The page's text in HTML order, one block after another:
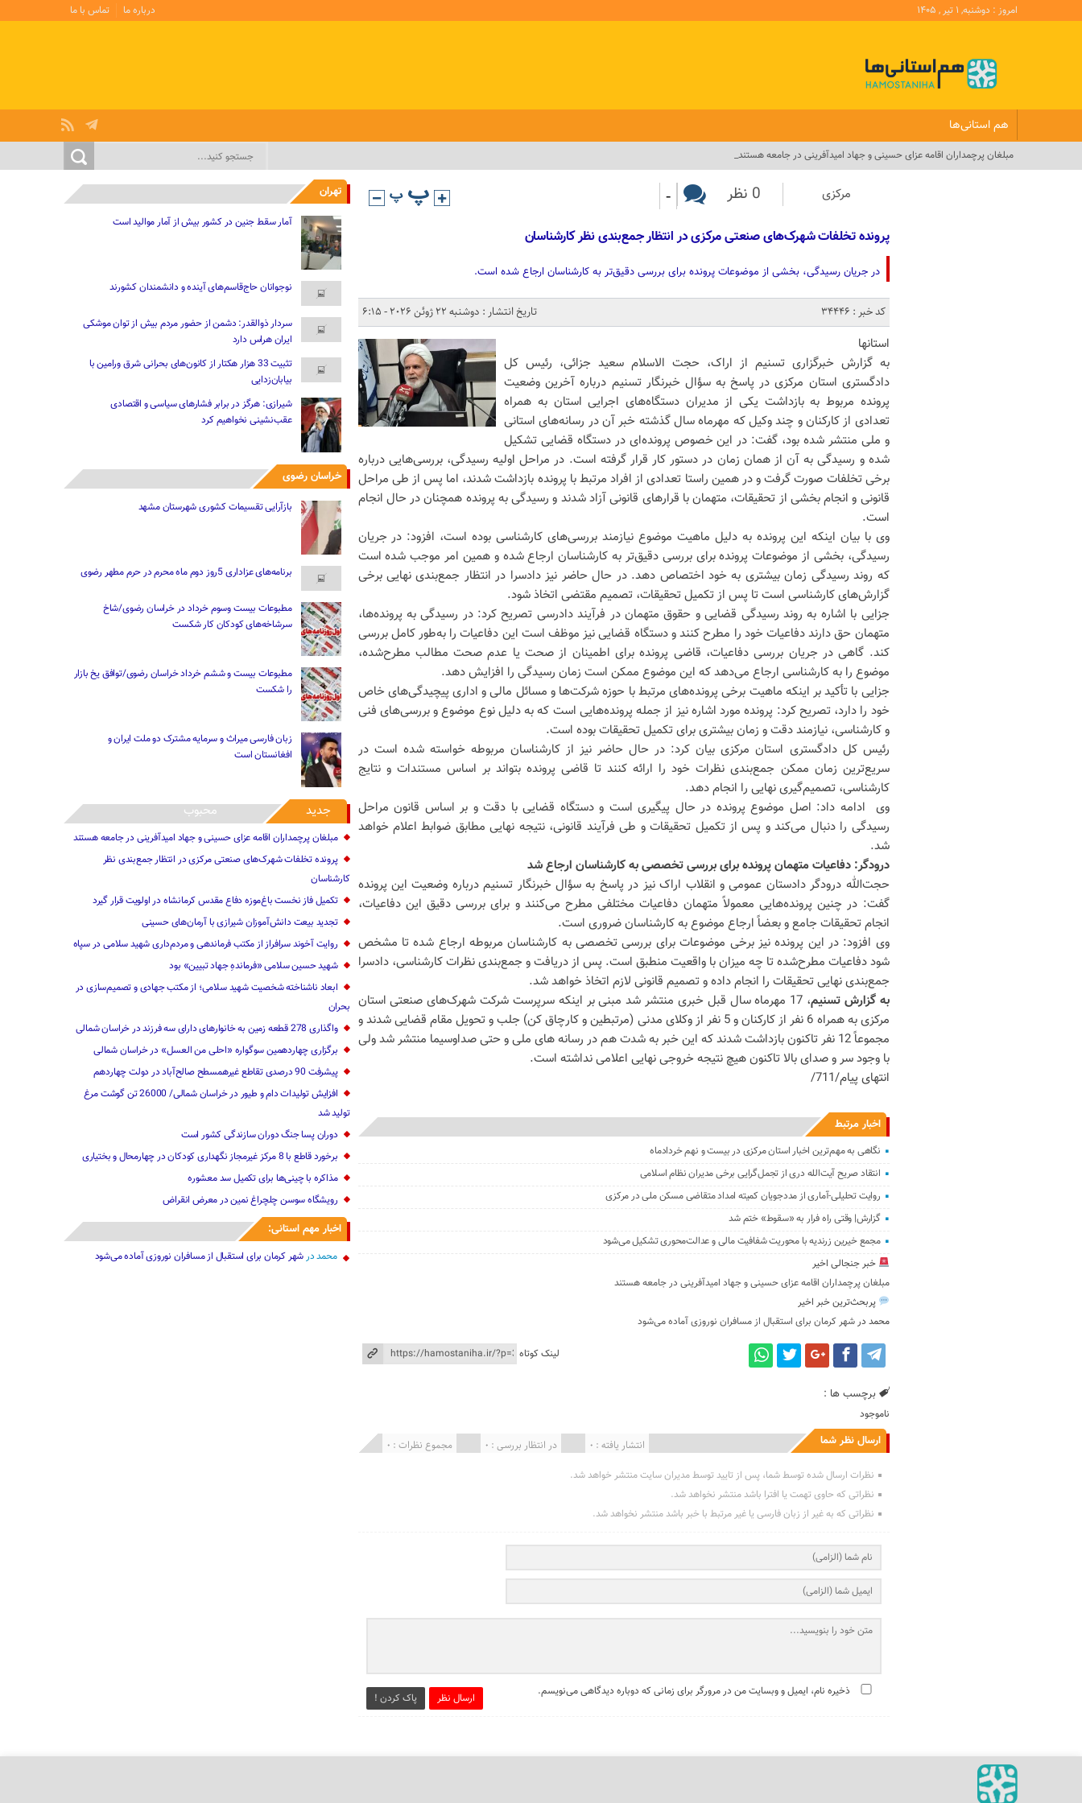
امروز : دوشنبه, ۱ تیر , ۱۴۰۵ درباره ما تماس با ما
هم استانی‌ها
مبلغان پرچمداران اقامه عزای حسینی و جهاد امیدآفرینی در جامعه هستند_
مرکزی 0 نظر -
پرونده تخلفات شهرک‌های صنعتی مرکزی در انتظار جمع‌بندی نظر کارشناسان
در جریان رسیدگی، بخشی از موضوعات پرونده برای بررسی دقیق‌تر به کارشناسان ارجاع شده است.
کد خبر : 34446
تاریخ انتشار : دوشنبه 22 ژوئن 2026 - 6:15
استانها
به گزارش خبرگزاری تسنیم از اراک، حجت الاسلام سعید جزائی، رئیس کل
دادگستری استان مرکزی در پاسخ به سؤال خبرنگار تسنیم درباره آخرین وضعیت
پرونده مربوط به بازداشت یکی از مدیران دستگاه‌های اجرایی استان به همراه
تعدادی از کارکنان و چند وکیل که مهرماه سال گذشته خبر آن در رسانه‌های استانی
و ملی منتشر شده بود، گفت: در این خصوص پرونده‌ای در دستگاه قضایی تشکیل
شده و رسیدگی به آن از همان زمان در دستور کار قرار گرفته است. در مراحل اولیه رسیدگی، بررسی‌هایی درباره
برخی تخلفات صورت گرفت و در همین راستا تعدادی از افراد مرتبط با پرونده بازداشت شدند، اما پس از طی مراحل
قانونی و انجام بخشی از تحقیقات، متهمان با قرارهای قانونی آزاد شدند و رسیدگی به پرونده همچنان در حال انجام
است.
وی با بیان اینکه این پرونده به دلیل ماهیت موضوع نیازمند بررسی‌های کارشناسی بوده است، افزود: در جریان
رسیدگی، بخشی از موضوعات پرونده برای بررسی دقیق‌تر به کارشناسان ارجاع شده و همین امر موجب شده است
که روند رسیدگی زمان بیشتری به خود اختصاص دهد. در حال حاضر نیز دادسرا در انتظار جمع‌بندی نهایی برخی
گزارش‌های کارشناسی است تا پس از تکمیل تحقیقات، تصمیم مقتضی اتخاذ شود.
جزایی با اشاره به روند رسیدگی قضایی و حقوق متهمان در فرآیند دادرسی تصریح کرد: در رسیدگی به پرونده‌ها،
متهمان حق دارند دفاعیات خود را مطرح کنند و دستگاه قضایی نیز موظف است این دفاعیات را به‌طور کامل بررسی
کند. گاهی در جریان بررسی دفاعیات، قاضی پرونده برای اطمینان از صحت یا عدم صحت مطالب مطرح‌شده،
موضوع را به کارشناسی ارجاع می‌دهد که این موضوع ممکن است زمان رسیدگی را افزایش دهد.
جزایی با تأکید بر اینکه ماهیت برخی پرونده‌های مرتبط با حوزه شرکت‌ها و مسائل مالی و اداری پیچیدگی‌های خاص
خود را دارد، تصریح کرد: پرونده مورد اشاره نیز از جمله پرونده‌هایی است که به دلیل نوع موضوع و بررسی‌های فنی
و کارشناسی، نیازمند دقت و زمان بیشتری برای تکمیل تحقیقات بوده است.
رئیس کل دادگستری استان مرکزی بیان کرد: در حال حاضر نیز از کارشناسان مربوطه خواسته شده است در
سریع‌ترین زمان ممکن جمع‌بندی نظرات خود را ارائه کنند تا قاضی پرونده بتواند بر اساس مستندات و نتایج
کارشناسی، تصمیم‌گیری نهایی را انجام دهد.
وی ادامه داد: اصل موضوع پرونده در حال پیگیری است و دستگاه قضایی با دقت و بر اساس قانون مراحل
رسیدگی را دنبال می‌کند و پس از تکمیل تحقیقات و طی فرآیند قانونی، نتیجه نهایی مطابق ضوابط اعلام خواهد
شد.
درودگر: دفاعیات متهمان پرونده برای بررسی تخصصی به کارشناسان ارجاع شد
حجت‌الله درودگر دادستان عمومی و انقلاب اراک نیز در پاسخ به سؤال خبرنگار تسنیم درباره وضعیت این پرونده
گفت: در چنین پرونده‌هایی معمولاً متهمان دفاعیات مختلفی مطرح می‌کنند و برای بررسی دقیق این دفاعیات،
انجام تحقیقات جامع و بعضاً ارجاع موضوع به کارشناسان ضروری است.
وی افزود: در این پرونده نیز برخی موضوعات برای بررسی تخصصی به کارشناسان مربوطه ارجاع شده تا مشخص
شود دفاعیات مطرح‌شده تا چه میزان با واقعیت منطبق است. پس از دریافت و جمع‌بندی نظرات کارشناسی، دادسرا
جمع‌بندی نهایی تحقیقات را انجام داده و تصمیم قانونی لازم اتخاذ خواهد شد.
به گزارش تسنیم
، 17 مهرماه سال قبل خبری منتشر شد مبنی بر اینکه سرپرست شرکت شهرک‌های صنعتی استان
مرکزی به همراه 6 نفر از کارکنان و 5 نفر از وکلای مدنی (مرتبطین و کارچاق کن) جلب و تحویل مقام قضایی شدند و
مجموعاً 12 نفر تاکنون بازداشت شدند که این خبر به شدت هم در رسانه های ملی و حتی صداوسیما منتشر شد ولی
با وجود سر و صدای بالا تاکنون هیچ نتیجه خروجی نهایی اعلامی نداشته است.
انتهای پیام/711/
اخبار مرتبط
نگاهی به مهم‌ترین اخبا‌ر استان مرکزی در بیست و نهم خردادماه
انتقاد صریح آیت‌الله دری‌ از تجمل‌گرایی برخی مدیران نظام اسلامی
روایت تحلیلی-آماری از مددجویان کمیته امداد متقاضی مسکن ملی در مرکزی
گزارش| وقتی راه فرار به «سقوط» ختم شد
مجمع خیرین زرندیه با محوریت شفافیت مالی و عدالت‌محوری تشکیل می‌شود
خبر جنجالی اخیر
مبلغان پرچمداران اقامه عزای حسینی و جهاد امیدآفرینی در جامعه هستند
پربحث‌ترین خبر اخیر
محمد درشهر کرمان برای استقبال از مسافران نوروزی آماده می‌شود
لینک کوتاه
برچسب ها :
ناموجود
ارسال نظر شما مجموع نظرات : 0 در انتظار بررسی : 0 انتشار یافته : 0
نظرات ارسال شده توسط شما، پس از تایید توسط مدیران سایت منتشر خواهد شد.
نظراتی که حاوی تهمت یا افترا باشد منتشر نخواهد شد.
نظراتی که به غیر از زبان فارسی یا غیر مرتبط با خبر باشد منتشر نخواهد شد.
ارسال نظر پاک کردن ! ذخیره نام، ایمیل و وبسایت من در مرورگر برای زمانی که دوباره دیدگاهی می‌نویسم.
تهران
آمار سقط جنین در کشور بیش از آمار موالید است
نوجوانان حاج‌قاسم‌های آینده و دانشمندان کشورند
سردار ذوالقدر: دشمن از حضور مردم بیش از توان موشکی
ایران هراس دارد
تثبیت 33 هزار هکتار از کانون‌های بحرانی شرق ورامین با
بیابان‌زدایی
شیرازی: هرگز در برابر فشارهای سیاسی و اقتصادی
‌عقب‌نشینی نخواهیم کرد
خراسان رضوی
بازآرایی تقسیمات کشوری شهرستان مشهد
برنامه‌های عزاداری 5روز دوم ماه محرم در حرم مطهر رضوی
مطبوعات بیست وسوم خرداد در خراسان رضوی/شاخ
سرشاخه‌های کودکان کار شکست
مطبوعات بیست و ششم خرداد خراسان رضوی/توافق یخ بازار
را شکست
زبان فارسی میراث و سرمایه مشترک دو ملت ایران و
افغانستان است
جدید محبوب
مبلغان پرچمداران اقامه عزای حسینی و جهاد امیدآفرینی در جامعه هستند
پرونده تخلفات شهرک‌های صنعتی مرکزی در انتظار جمع‌بندی نظر
کارشناسان
تکمیل فاز نخست باغ‌موزه دفاع مقدس کرمانشاه در اولویت قرار گیرد
تجدید بیعت دانش‌آموزان شیرازی با آرمان‌های حسینی
روایت آخوند سرافراز از مکتب فرماندهی و مردم‌داری شهید سلامی در سپاه
شهید حسین سلامی «فرماندهِ جهاد تبیین» بود
ابعاد ناشناخته شخصیت شهید سلامی؛ از مکتب جهادی و تصمیم‌سازی در
بحران
واگذاری 278 قطعه زمین به خانوارهای دارای سه فرزند در خراسان شمالی
برگزاری چهاردهمین سوگواره «احلی من العسل» در خراسان شمالی
پیشرفت 90 درصدی تقاطع غیرهمسطح صالح‌آباد در دولت چهاردهم
افزایش تولیدات دام و طیور در خراسان شمالی/ 26000 تن گوشت مرغ
تولید شد
دوران پسا جنگ دوران سازندگی کشور است
برخورد قاطع با 8 مرکز غیرمجاز نگهداری کودکان در چهارمحال و بختیاری
مذاکره با چینی‌ها برای تکمیل سد معشوره‌
رویشگاه سوسن چلچراغ نمین در معرض انقراض
اخبار مهم استانی:
محمددرشهر کرمان برای استقبال از مسافران نوروزی آماده می‌شود